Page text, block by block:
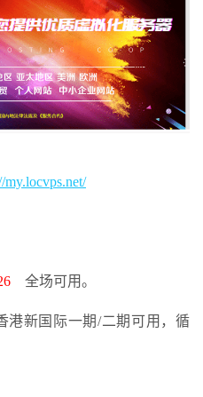
my.locvps.net/
全场可用。
港新国际一期/二期可用，循